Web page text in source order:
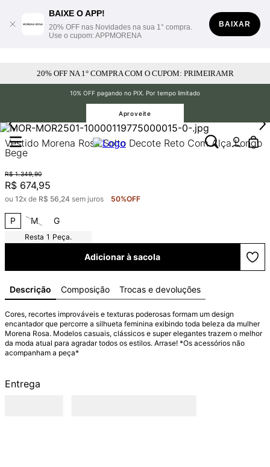
BAIXE O APP!
20% OFF nas Novidades na sua 1° compra.
Use o cupom: APPMORENA
BAIXAR
20% OFF NA 1° COMPRA COM O CUPOM: PRIMEIRAMR
10% OFF pagando no PIX. Por tempo limitado
Aproveite
Vestido Morena Rosa Solto Decote Reto Com Alça Longo
Bege
R$ 1.349,90
R$ 674,95
ou 12x de R$ 56,24 sem juros 50%OFF
P M G
1 Peça.
Adicionar à sacola
Descrição Composição Trocas e devoluções
Cores, recortes improváveis e texturas poderosas formam um design
encantador que percorre a silhueta feminina exibindo toda beleza da mulher
Morena Rosa. Modelos casuais, clássicos e super elegantes trazem o melhor
da moda atual para agradar todos os estilos. Arrase! *Os acessórios não
acompanham a peça*
Entrega